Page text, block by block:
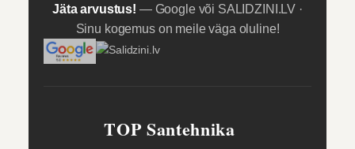
Jäta arvustus! — Google või SALIDZINI.LV ·
Sinu kogemus on meile väga oluline!
TOP Santehnika